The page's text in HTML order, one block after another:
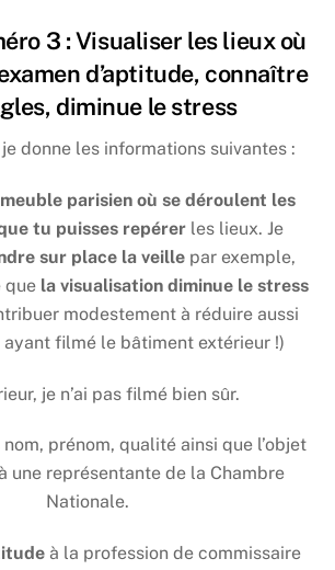
3 : Visualiser les lieux où
d’aptitude, connaître
diminue le stress
donne les informations suivantes :
parisien où se déroulent les
tu puisses repérer les lieux. Je
sur place la veille par exemple,
que la visualisation diminue le stress
modestement à réduire aussi
ayant filmé le bâtiment extérieur !)
je n’ai pas filmé bien sûr.
nom, prénom, qualité ainsi que l’objet
une représentante de la Chambre
Nationale.
à la profession de commissaire